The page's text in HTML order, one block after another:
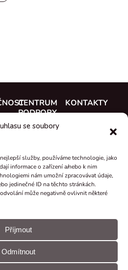
se soubory
služby, používáme technologie, jako
informace o zařízení a/nebo k nim
nám umožní zpracovávat údaje,
jedinečné ID na těchto stránkách.
může negativně ovlivnit některé
Příjmout
Odmítnout
se
a
CENTRUM
PODPORY
Dokumentace
Podpora
KONTAKTY
© CUE, a.s.
Předvolby Prohlášení